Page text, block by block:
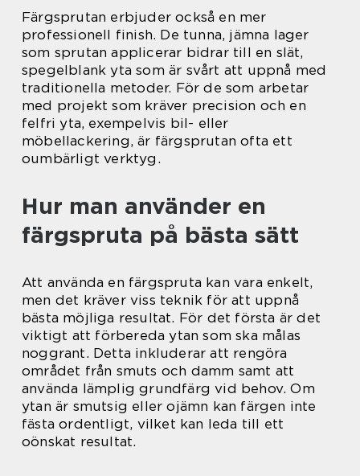
Färgsprutan erbjuder också en mer
professionell finish. De tunna, jämna lager
som sprutan applicerar bidrar till en slät,
spegelblank yta som är svårt att uppnå med
traditionella metoder. För de som arbetar
med projekt som kräver precision och en
felfri yta, exempelvis bil- eller
möbellackering, är färgsprutan ofta ett
oumbärligt verktyg.
Hur man använder en
färgspruta på bästa sätt
Att använda en färgspruta kan vara enkelt,
men det kräver viss teknik för att uppnå
bästa möjliga resultat. För det första är det
viktigt att förbereda ytan som ska målas
noggrant. Detta inkluderar att rengöra
området från smuts och damm samt att
använda lämplig grundfärg vid behov. Om
ytan är smutsig eller ojämn kan färgen inte
fästa ordentligt, vilket kan leda till ett
oönskat resultat.